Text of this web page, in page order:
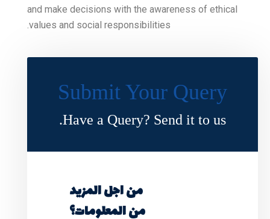
and make decisions with
values and social
Submit
Have a